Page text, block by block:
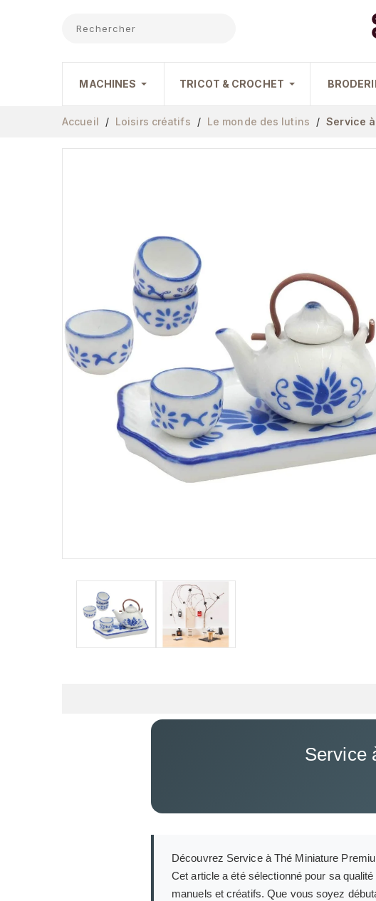
MACHINES TRICOT & CROCHET
Accueil Loisirs créatifs Le monde des lutins Service
Service
Découvrez Service à Thé Miniature
Cet article a été sélectionné pour sa
manuels et créatifs. Que vous soyez